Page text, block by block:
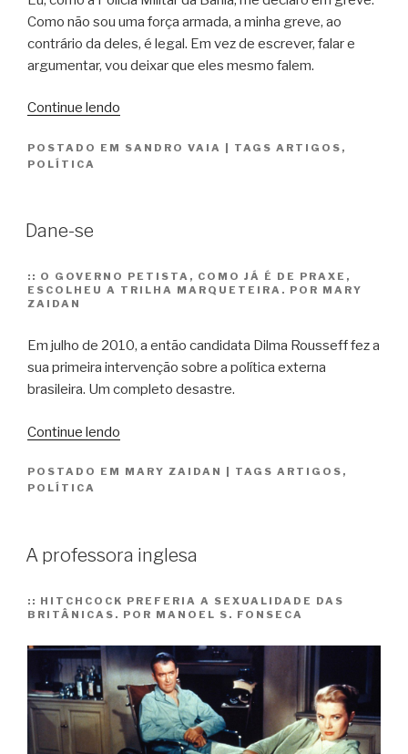
Como não sou uma força armada, a minha greve, ao
contrário da deles, é legal. Em vez de escrever, falar e
argumentar, vou deixar que eles mesmo falem.
Continue lendo
eu
POSTADO EM SANDRO VAIA | TAGS ARTIGOS ,
POLÍTICA
Dane-se
:: O GOVERNO PETISTA, COMO JÁ É DE PRAXE,
ESCOLHEU A TRILHA MARQUETEIRA. POR MARY
ZAIDAN
Em julho de 2010, a então candidata Dilma Rousseff fez a
sua primeira intervenção sobre a política externa
brasileira. Um completo desastre.
Continue lendo
POSTADO EM MARY ZAIDAN TAGS ARTIGOS ,
POLÍTICA
A professora inglesa
:: HITCHCOCK PREFERIA A SEXUALIDADE DAS
BRITÂNICAS. POR MANOEL S. FONSECA